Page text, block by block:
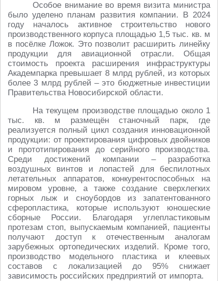
Особое внимание во время визита министра
было уделено планам развития компании. В 2024
году началось активное строительство нового
производственного корпуса площадью 1,5 тыс. кв. м
в посёлке Ложок. Это позволит расширить линейку
продукции для авиационной отрасли. Общая
стоимость проекта расширения инфраструктуры
Академпарка превышает 8 млрд рублей, из которых
более 3 млрд рублей – это бюджетные инвестиции
Правительства Новосибирской области.
На текущем производстве площадью около 1
тыс. кв. м размещён станочный парк, где
реализуется полный цикл создания инновационной
продукции: от проектирования цифровых двойников
и прототипирования до серийного производства.
Среди достижений компании – разработка
воздушных винтов и лопастей для беспилотных
летательных аппаратов, конкурентоспособных на
мировом уровне, а также создание сверхлегких
горных лыж и сноубордов из запатентованного
сферопластика, которые используют юношеские
сборные России. Благодаря углепластиковым
протезам стоп, выпускаемым компанией, пациенты
получают доступ к отечественным аналогам
зарубежных ортопедических изделий. Кроме того,
производство модельного пластика и клеевых
составов с локализацией до 95% снижает
зависимость российских предприятий от импорта.